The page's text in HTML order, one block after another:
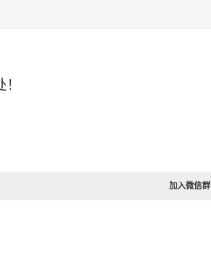
加入微信群